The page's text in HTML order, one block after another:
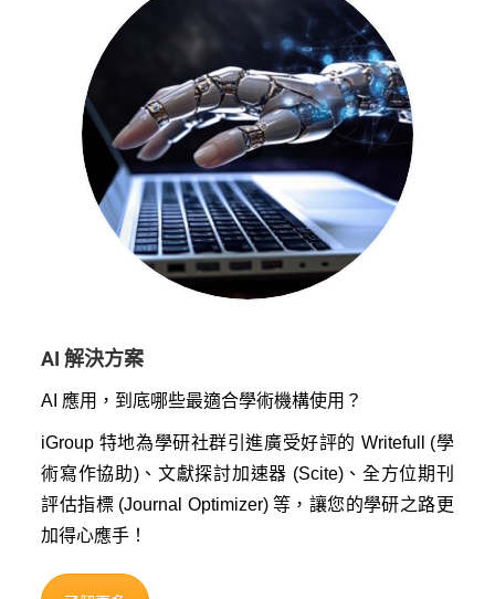
AI 解決方案
AI 應用，到底哪些最適合學術機構使用？
iGroup 特地為學研社群引進廣受好評的 Writefull (學
術寫作協助)、文獻探討加速器 (Scite)、全方位期刊
評估指標 (Journal Optimizer) 等，讓您的學研之路更
加得心應手！